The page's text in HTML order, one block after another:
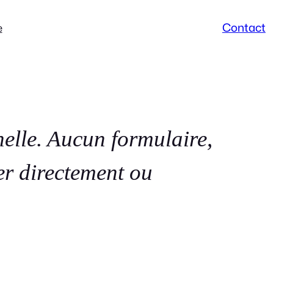
Contact
Aucun formulaire,
directement ou